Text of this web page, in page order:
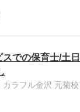
での保育⼠/土
ラフル金沢 元菊校